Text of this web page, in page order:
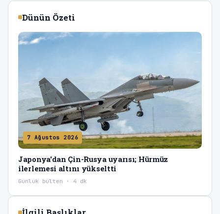
Dünün Özeti
7 Ağustos 2026
Japonya'dan Çin-Rusya uyarısı; Hürmüz
ilerlemesi altını yükseltti
Günlük bülten · 4 dk